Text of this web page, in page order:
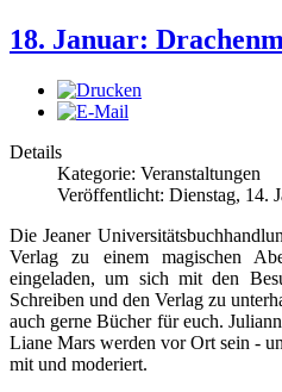
18. Januar:
Details
Kategorie: Veranstaltungen
Veröffentlicht: Dienstag, 14.
Die Jeaner
Verlag zu einem magischen
eingeladen, um sich mit den
Schreiben und den Verlag zu
auch gerne Bücher für euch.
Liane Mars werden vor Ort sein -
mit und moderiert.